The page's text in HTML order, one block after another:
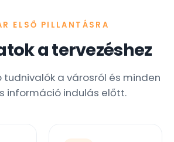
ELSŐ PILLANTÁSRA
a tervezéshez
a városról és minden
információ indulás előtt.